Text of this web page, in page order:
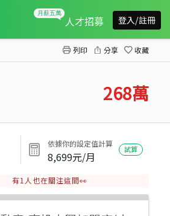
人才招募 登入/註冊
列印 分享 收藏
268萬
依據你的設定值計算
8,699元/月
試算
有1 人也在關注這間👀